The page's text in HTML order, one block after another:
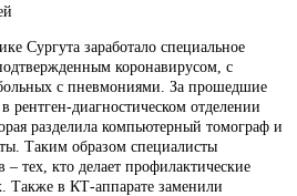
Сургута заработало специальное
коронавирусом, с
с пневмониями. За прошедшие
диагностическом отделении
разделила компьютерный томограф и
Таким образом специалисты
тех, кто делает профилактические
Также в КТ-аппарате заменили